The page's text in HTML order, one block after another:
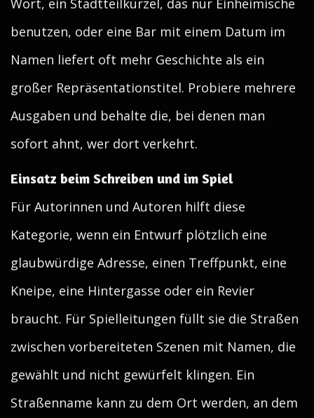
Wort, ein Stadtteilkürzel, das nur Einheimische
benutzen, oder eine Bar mit einem Datum im
Namen liefert oft mehr Geschichte als ein
großer Repräsentationstitel. Probiere mehrere
Ausgaben und behalte die, bei denen man
sofort ahnt, wer dort verkehrt.
Einsatz beim Schreiben und im Spiel
Für Autorinnen und Autoren hilft diese
Kategorie, wenn ein Entwurf plötzlich eine
glaubwürdige Adresse, einen Treffpunkt, eine
Kneipe, eine Hintergasse oder ein Revier
braucht. Für Spielleitungen füllt sie die Straßen
zwischen vorbereiteten Szenen mit Namen, die
gewählt und nicht gewürfelt klingen. Ein
Straßenname kann zu dem Ort werden, an dem